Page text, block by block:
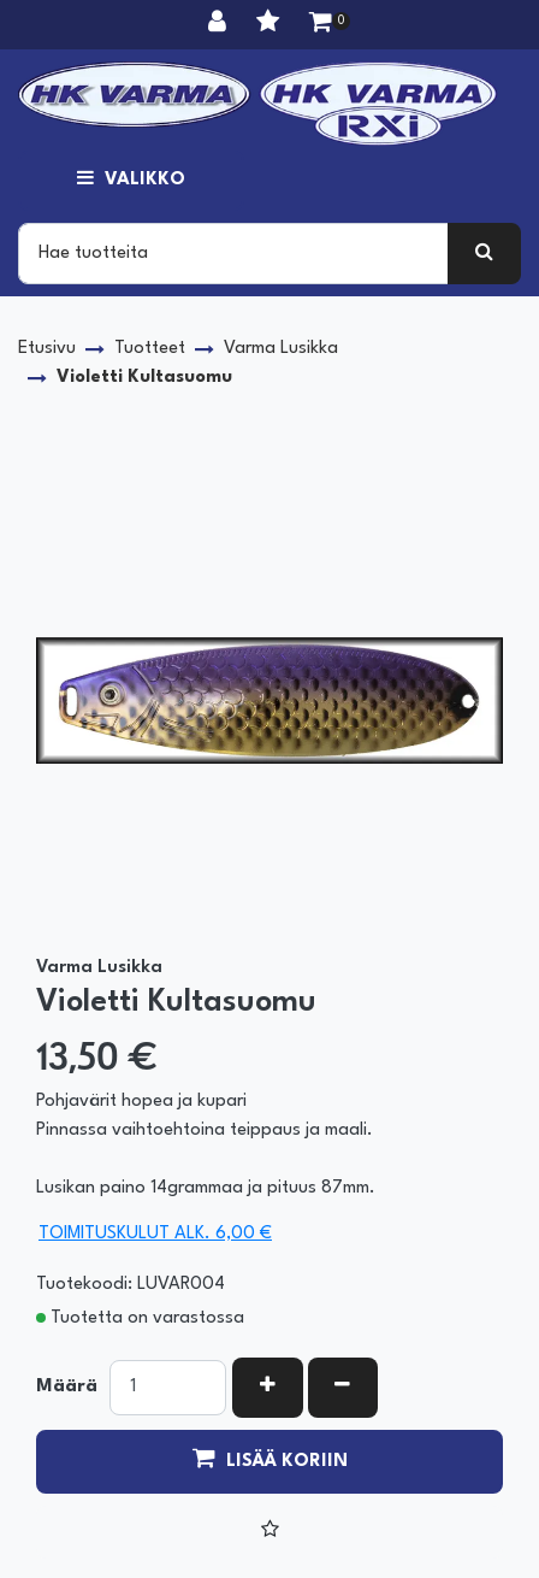
0
VALIKKO
Etusivu Tuotteet
Varma Lusikka
Violetti Kultasuomu
Varma Lusikka
Violetti Kultasuomu
13,50 €
Pohjavärit hopea ja kupari
Pinnassa vaihtoehtoina teippaus ja maali.
Lusikan paino 14grammaa ja pituus 87mm.
TOIMITUSKULUT ALK. 6,00 €
Tuotekoodi: LUVAR004
Tuotetta on varastossa
Määrä KASVATA MÄÄRÄÄ
VÄHENNÄ MÄÄRÄÄ
LISÄÄ KORIIN